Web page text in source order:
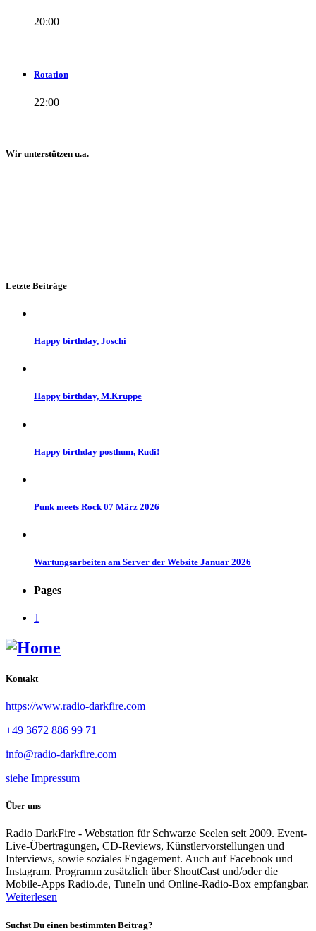
20:00
Rotation
22:00
Wir unterstützen u.a.
Letzte Beiträge
Happy birthday, Joschi
Happy birthday, M.Kruppe
Happy birthday posthum, Rudi!
Punk meets Rock 07 März 2026
Wartungsarbeiten am Server der Website Januar 2026
Pages
1
Kontakt
https://www.radio-darkfire.com
+49 3672 886 99 71
info@radio-darkfire.com
siehe Impressum
Über uns
Radio DarkFire - Webstation für Schwarze Seelen seit 2009. Event-
Live-Übertragungen, CD-Reviews, Künstlervorstellungen und
Interviews, sowie soziales Engagement. Auch auf Facebook und
Instagram. Programm zusätzlich über ShoutCast und/oder die
Mobile-Apps Radio.de, TuneIn und Online-Radio-Box empfangbar.
Weiterlesen
Suchst Du einen bestimmten Beitrag?